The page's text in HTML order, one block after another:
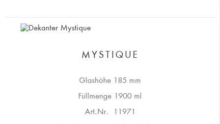
MYSTIQUE
Glashöhe 185 mm
Füllmenge 1900 ml
Art.Nr. 11971